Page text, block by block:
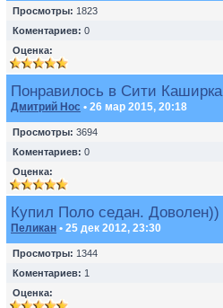
Просмотры: 1823
Коментариев: 0
Оценка:
Понравилось в Сити Каширка
Дмитрий Нос • 26 мар 2015, 20:18
Просмотры: 3694
Коментариев: 0
Оценка:
Купил Поло седан. Доволен))
Пеликан • 25 дек 2012, 23:30
Просмотры: 1344
Коментариев: 1
Оценка: